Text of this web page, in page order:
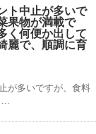
ト中止が多いで
果物が満載で
く何便か出して
麗で、順調に育
が多いですが、食料